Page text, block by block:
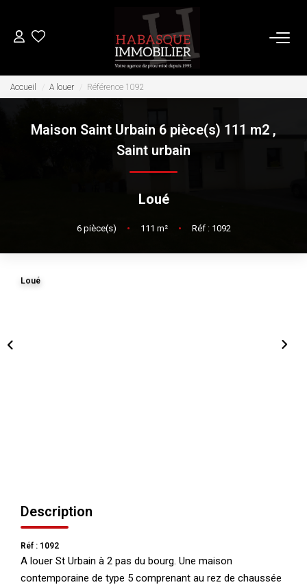
ACHETER
LOUER
VENDRE
Estimation
Biens Vendus
Accueil A louer Référence 1092
Maison Saint Urbain 6 pièce(s) 111 m2 ,
Saint urbain
Loué
6pièce(s) • 111 m² • Réf : 1092
Loué
Description
Réf : 1092
A louer St Urbain à 2 pas du bourg. Une maison
contemporaine de type 5 comprenant au rez de chaussée